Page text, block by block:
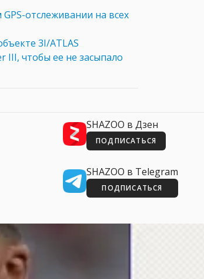
отслеживании на всех
3I/ATLAS
III, чтобы ее не засыпало
SHAZOO в Дзен
ПОДПИСАТЬСЯ
SHAZOO в Telegram
ПОДПИСАТЬСЯ